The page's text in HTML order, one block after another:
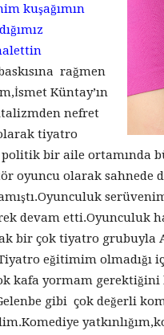
kuşağımın
rağmen
Küntay’ın
nefret
tiyatro
bir aile ortamında
oyuncu olarak
devam etti.Oyunculuk
bir çok tiyatro
eğitimim olmadığı
kafa yormam gerektiğini
gibi çok değerli